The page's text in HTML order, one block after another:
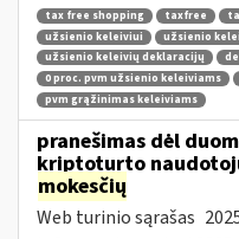
tax free shopping taxfree
užsienio keleiviui
užsienio
užsienio keleivių deklaracijų
0 proc. pvm užsienio keleiviams
pvm grąžinimas keleiviams
pranešimas dėl
kriptoturto
mokesčių
Web turinio sąrašas